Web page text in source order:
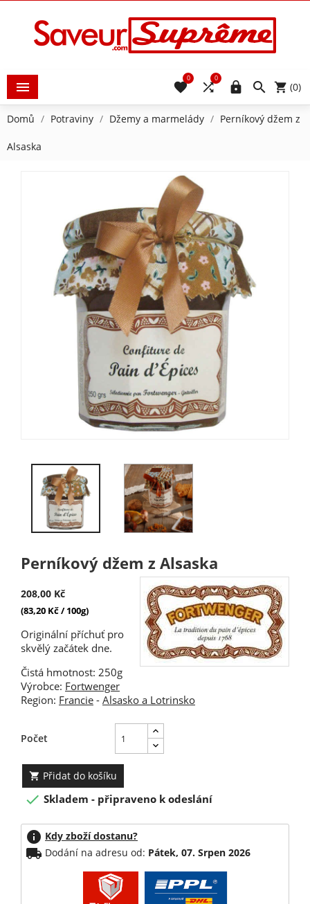
  (0)


0

0
Domů Potraviny Džemy a marmelády Perníkový džem z
Alsaska
Perníkový džem z Alsaska
208,00 Kč
(83,20 Kč / 100g)
Originální příchuť pro
skvělý začátek dne.
Čistá hmotnost: 250g
Výrobce: Fortwenger
Region: Francie - Alsasko a Lotrinsko
Počet
 Přidat do košíku
 Skladem - připraveno k odeslání
info Kdy zboží dostanu?
local_shipping Dodání na adresu od: Pátek, 07. Srpen 2026